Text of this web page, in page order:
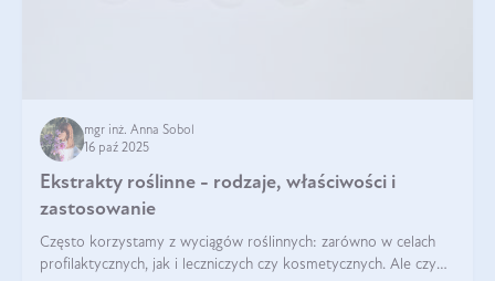
mgr inż. Anna Sobol
16 paź 2025
Ekstrakty roślinne - rodzaje, właściwości i
zastosowanie
Często korzystamy z wyciągów roślinnych: zarówno w celach
profilaktycznych, jak i leczniczych czy kosmetycznych. Ale czy